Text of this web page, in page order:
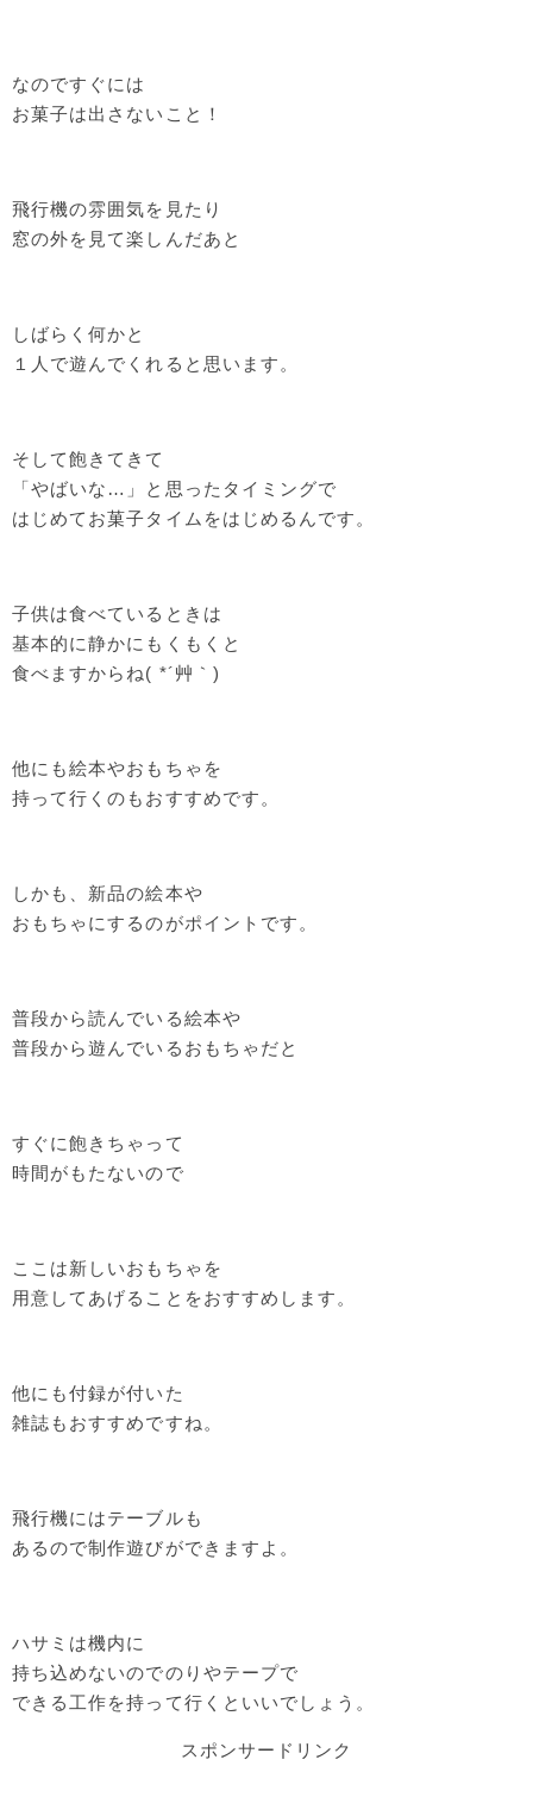
なのですぐには
お菓子は出さないこと！
飛行機の雰囲気を見たり
窓の外を見て楽しんだあと
しばらく何かと
１人で遊んでくれると思います。
そして飽きてきて
「やばいな…」と思ったタイミングで
はじめてお菓子タイムをはじめるんです。
子供は食べているときは
基本的に静かにもくもくと
食べますからね( *´艸｀)
他にも絵本やおもちゃを
持って行くのもおすすめです。
しかも、新品の絵本や
おもちゃにするのがポイントです。
普段から読んでいる絵本や
普段から遊んでいるおもちゃだと
すぐに飽きちゃって
時間がもたないので
ここは新しいおもちゃを
用意してあげることをおすすめします。
他にも付録が付いた
雑誌もおすすめですね。
飛行機にはテーブルも
あるので制作遊びができますよ。
ハサミは機内に
持ち込めないのでのりやテープで
できる工作を持って行くといいでしょう。
スポンサードリンク